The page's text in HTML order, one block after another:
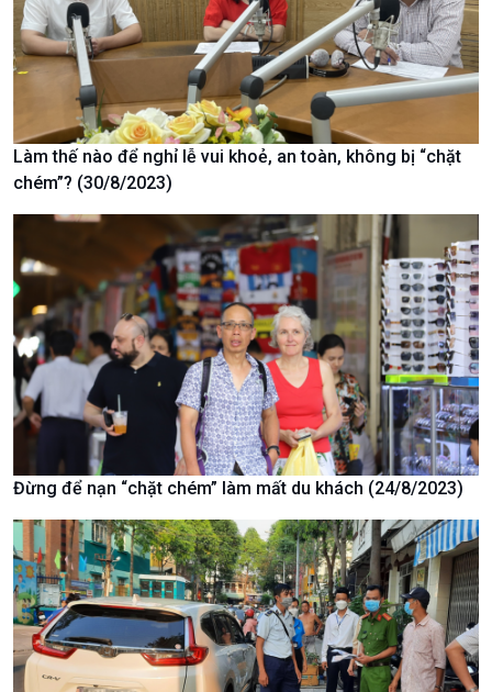
Văn hoá & Du lịch
Tin Văn hoá & Du lịch
Chát với người nổi tiếng
Câu chuyện Thể thao
Multimedia
Ảnh
Video
Infographic
E-Magazine
Làm thế nào để nghỉ lễ vui khoẻ, an toàn, không bị “chặt
chém”? (30/8/2023)
Đừng để nạn “chặt chém” làm mất du khách (24/8/2023)